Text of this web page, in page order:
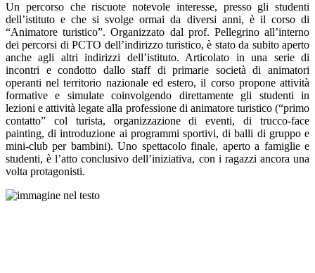
Un percorso che riscuote notevole interesse, presso gli studenti
dell’istituto e che si svolge ormai da diversi anni, è il corso di
“Animatore turistico”. Organizzato dal prof. Pellegrino all’interno
dei percorsi di PCTO dell’indirizzo turistico, è stato da subito aperto
anche agli altri indirizzi dell’istituto. Articolato in una serie di
incontri e condotto dallo staff di primarie società di animatori
operanti nel territorio nazionale ed estero, il corso propone attività
formative e simulate coinvolgendo direttamente gli studenti in
lezioni e attività legate alla professione di animatore turistico (“primo
contatto” col turista, organizzazione di eventi, di trucco-face
painting, di introduzione ai programmi sportivi, di balli di gruppo e
mini-club per bambini). Uno spettacolo finale, aperto a famiglie e
studenti, è l’atto conclusivo dell’iniziativa, con i ragazzi ancora una
volta protagonisti.